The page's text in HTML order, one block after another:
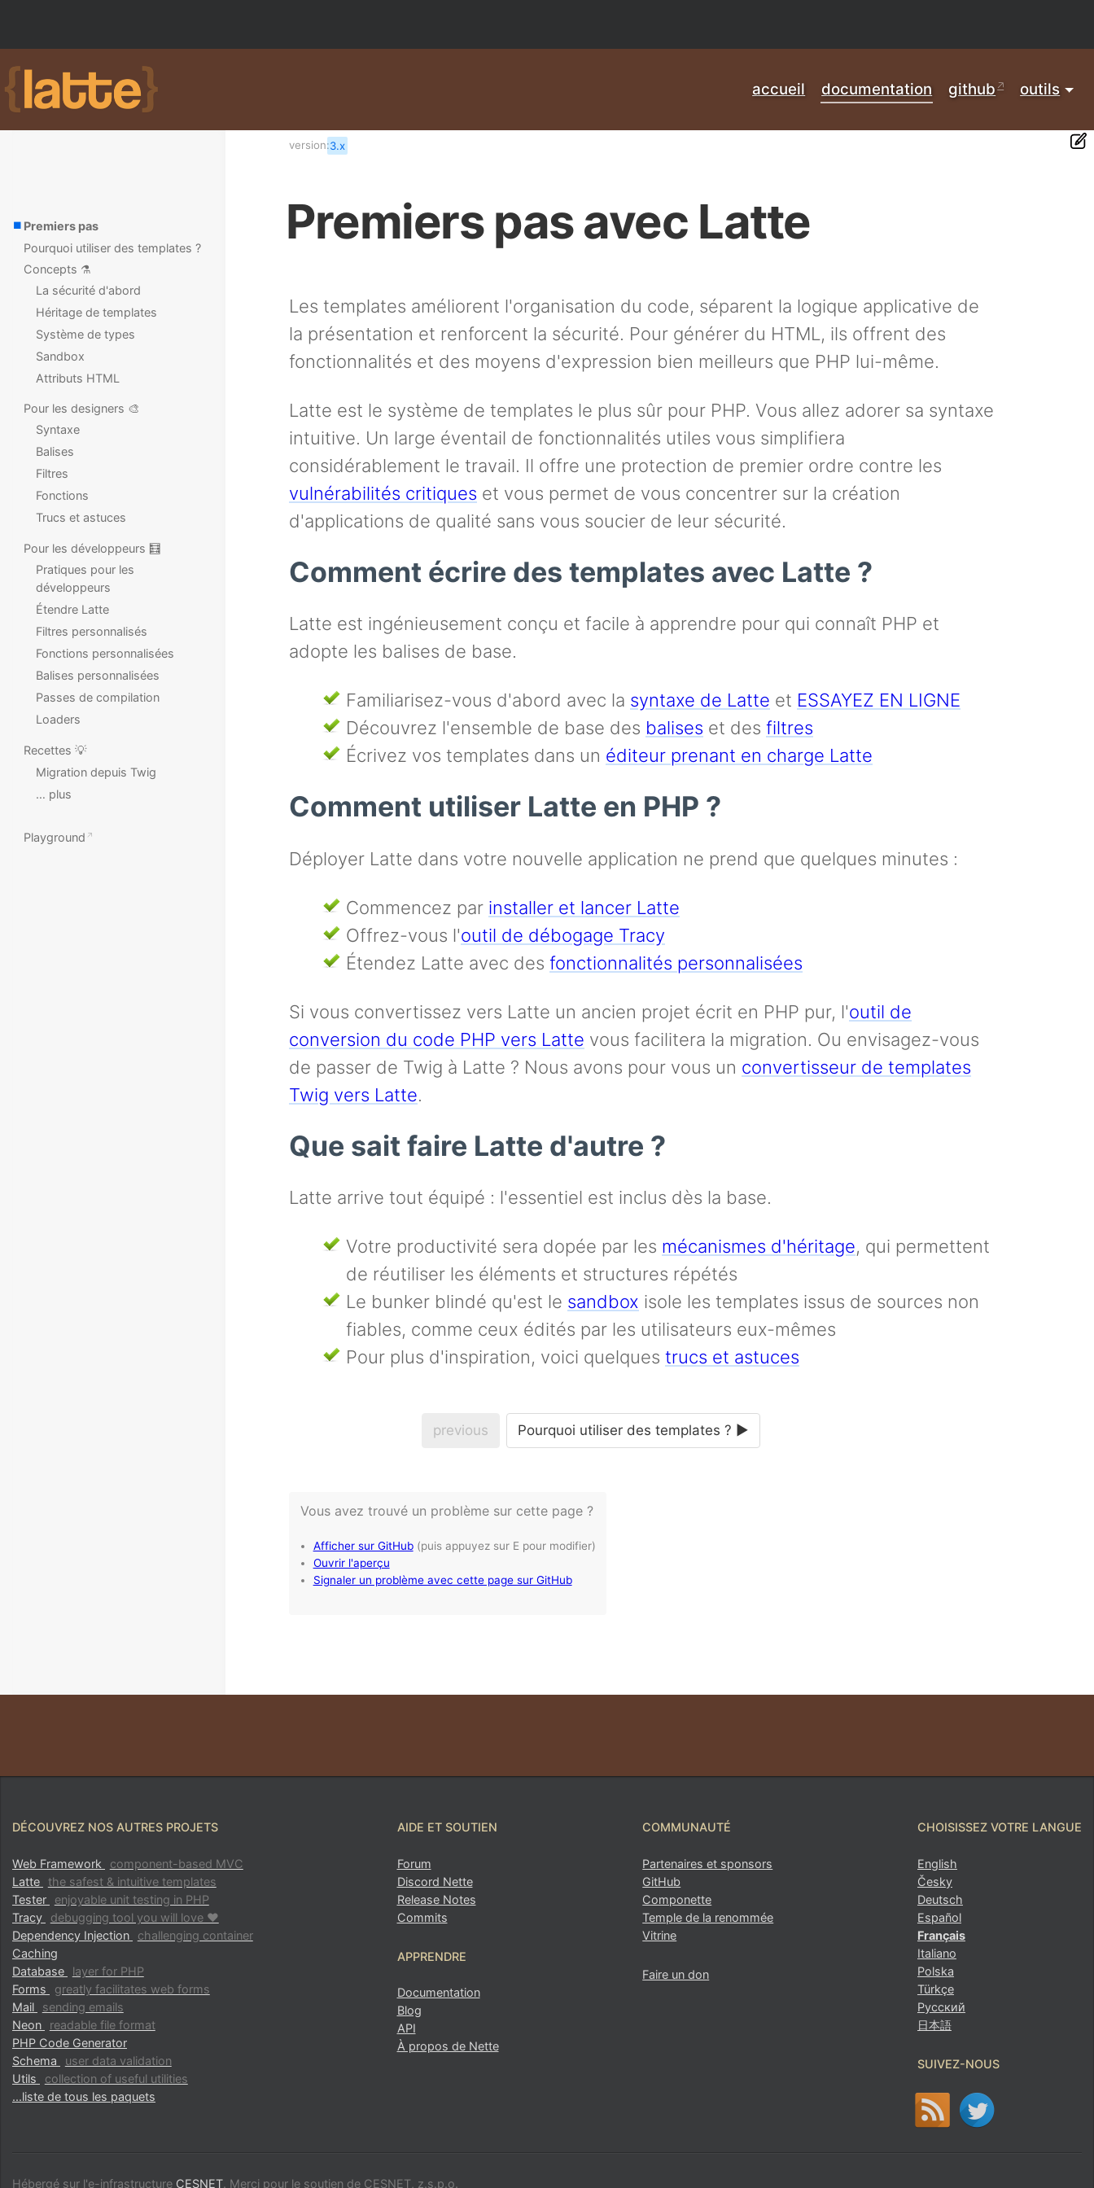
accueil documentation github outils
Premiers pas avec Latte
Les templates améliorent l'organisation du code, séparent la logique applicative de
la présentation et renforcent la sécurité. Pour générer du HTML, ils offrent des
fonctionnalités et des moyens d'expression bien meilleurs que PHP lui-même.
Latte est le système de templates le plus sûr pour PHP. Vous allez adorer sa syntaxe
intuitive. Un large éventail de fonctionnalités utiles vous simplifiera
considérablement le travail. Il offre une protection de premier ordre contre les
vulnérabilités critiques et vous permet de vous concentrer sur la création
d'applications de qualité sans vous soucier de leur sécurité.
Comment écrire des templates avec Latte ?
Latte est ingénieusement conçu et facile à apprendre pour qui connaît PHP et
adopte les balises de base.
Familiarisez-vous d'abord avec la syntaxe de Latte et ESSAYEZ EN LIGNE
Découvrez l'ensemble de base des balises et des filtres
Écrivez vos templates dans un éditeur prenant en charge Latte
Comment utiliser Latte en PHP ?
Déployer Latte dans votre nouvelle application ne prend que quelques minutes :
Commencez par installer et lancer Latte
Offrez-vous l'outil de débogage Tracy
Étendez Latte avec des fonctionnalités personnalisées
Si vous convertissez vers Latte un ancien projet écrit en PHP pur, l'outil de
conversion du code PHP vers Latte vous facilitera la migration. Ou envisagez-vous
de passer de Twig à Latte ? Nous avons pour vous un convertisseur de templates
Twig vers Latte.
Que sait faire Latte d'autre ?
Latte arrive tout équipé : l'essentiel est inclus dès la base.
Votre productivité sera dopée par les mécanismes d'héritage, qui permettent
de réutiliser les éléments et structures répétés
Le bunker blindé qu'est le sandbox isole les templates issus de sources non
fiables, comme ceux édités par les utilisateurs eux-mêmes
Pour plus d'inspiration, voici quelques trucs et astuces
previous Pourquoi utiliser des templates ? ►
Vous avez trouvé un problème sur cette page ?
(puis appuyez sur E pour modifier)
Ouvrir l'aperçu
Signaler un problème avec cette page sur GitHub
version:3.x
Premiers pas
Pourquoi utiliser des templates ?
Concepts ⚗️
La sécurité d'abord
Héritage de templates
Système de types
Sandbox
Attributs HTML
Pour les designers 🎨
Syntaxe
Balises
Filtres
Fonctions
Trucs et astuces
Pour les développeurs 🧮
Pratiques pour les
développeurs
Étendre Latte
Filtres personnalisés
Fonctions personnalisées
Balises personnalisées
Passes de compilation
Loaders
Recettes 💡
Migration depuis Twig
… plus
Playground
DÉCOUVREZ NOS AUTRES PROJETS
Web Framework
component-based MVC
Latte the safest & intuitive templates
Tester
enjoyable unit testing in PHP
Tracy
debugging tool you will love ♥
Dependency Injection
challenging container
Caching
Database
layer for PHP
Forms
greatly facilitates web forms
Mail
sending emails
Neon
readable file format
PHP Code Generator
Schema
user data validation
Utils
collection of useful utilities
...liste de tous les paquets
AIDE ET SOUTIEN
Forum
Discord Nette
Release Notes
Commits
APPRENDRE
Documentation
Blog
API
À propos de Nette
COMMUNAUTÉ
Partenaires et sponsors
GitHub
Componette
Temple de la renommée
Vitrine
Faire un don
CHOISISSEZ VOTRE LANGUE
English
Česky
Deutsch
Español
Français
Italiano
Polska
Türkçe
Русский
日本語
SUIVEZ-NOUS
Hébergé sur l'e-infrastructure CESNET. Merci pour le soutien de CESNET, z.s.p.o.